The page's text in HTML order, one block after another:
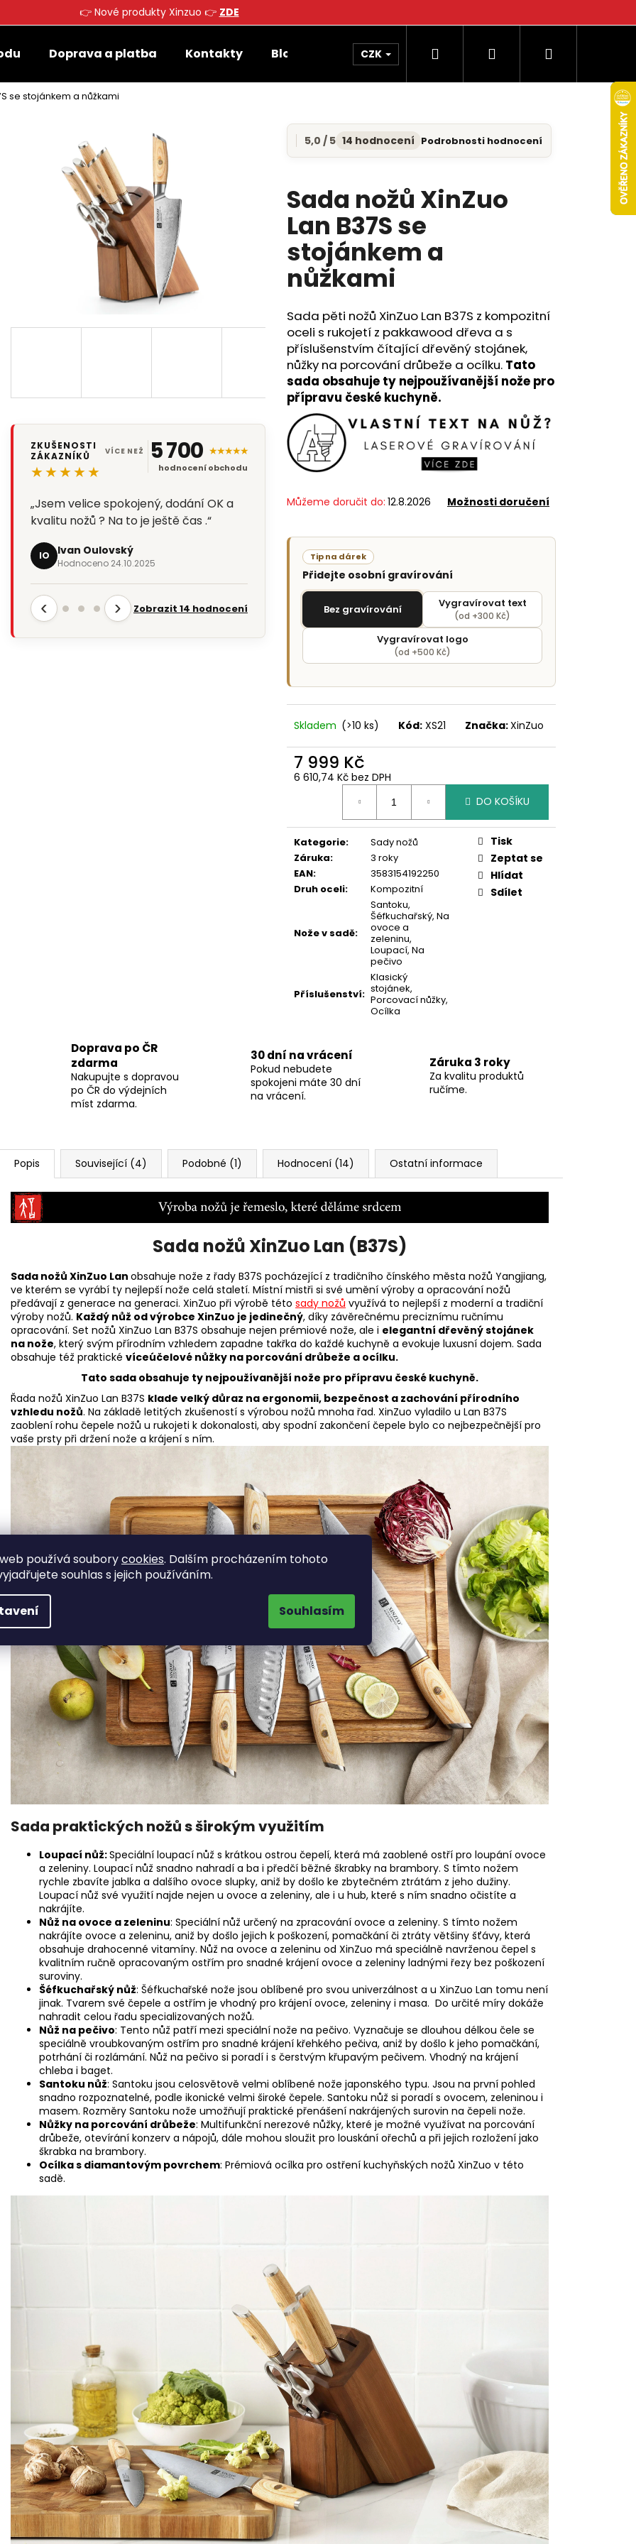
👉 Nové produkty Xinzuo 👉 ZDE
používá souborycookies. Dalším procházením tohoto
souhlas s jejich používáním.
Souhlasím
Doprava a platba Kontakty Blog CZK Hledat PřihlášeníNákupní
se stojánkem a nůžkami
Průměrné
hodnocení
5,0
5
hvězdiček.
5,0 / 5 14 hodnocení Podrobnosti hodnocení
Sada nožů XinZuo
Lan B37S se
stojánkem a
nůžkami
Sada pěti nožů XinZuo Lan B37S z kompozitní
oceli s rukojetí z pakkawood dřeva a s
příslušenstvím čítající dřevěný stojánek,
nůžky na porcování drůbeže a ocílku. Tato
sada obsahuje ty nejpoužívanější nože pro
přípravu české kuchyně.
Můžeme doručit do: 12.8.2026 Možnosti doručení
Tip na dárek
Přidejte osobní gravírování
Bez gravírování Vygravírovat text
(od +300 Kč)
Vygravírovat logo
(od +500 Kč)
Skladem (>10 ks) Kód: XS21 Značka:XinZuo
7 999 Kč
6 610,74 Kč bez DPH
DO KOŠÍKU
Kategorie:
Sady nožů
Záruka:
3 roky
EAN:
3583154192250
Druh oceli: Kompozitní
Nože v sadě:
Santoku,
Šéfkuchařský, Na
ovoce a
zeleninu,
Loupací, Na
pečivo
Příslušenství:
Klasický
stojánek,
Porcovací nůžky,
Ocílka
Tisk
Zeptat se
Hlídat
Sdílet
ZKUŠENOSTI
ZÁKAZNÍKŮ
★★★★★
„Jsem velice spokojený, dodání OK a
kvalitu nožů ? Na to je ještě čas .“
IO Ivan Oulovský
Hodnoceno 24.10.2025
VÍCE NEŽ 5 700 ★★★★★
hodnocení obchodu
‹ › Zobrazit 14 hodnocení
Doprava po ČR
zdarma
Nakupujte s dopravou
po ČR do výdejních
míst zdarma.
30 dní na vrácení
Pokud nebudete
spokojeni máte 30 dní
na vrácení.
Záruka 3 roky
Za kvalitu produktů
ručíme.
Popis Související (4) Podobné (1) Hodnocení (14) Ostatní informace
Sada nožů XinZuo Lan (B37S)
Sada nožů XinZuo Lan obsahuje nože z řady B37S pocházející z tradičního čínského města nožů Yangjiang,
ve kterém se vyrábí ty nejlepší nože celá staletí. Místní mistři si své umění výroby a opracování nožů
předávají z generace na generaci. XinZuo při výrobě této sady nožů využívá to nejlepší z moderní a tradiční
výroby nožů. Každý nůž od výrobce XinZuo je jedinečný, díky závěrečnému preciznímu ručnímu
opracování. Set nožů XinZuo Lan B37S obsahuje nejen prémiové nože, ale i elegantní dřevěný stojánek
na nože, který svým přírodním vzhledem zapadne takřka do každé kuchyně a evokuje luxusní dojem. Sada
obsahuje též praktické víceúčelové nůžky na porcování drůbeže a ocílku.
Tato sada obsahuje ty nejpoužívanější nože pro přípravu české kuchyně.
Řada nožů XinZuo Lan B37S klade velký důraz na ergonomii, bezpečnost a zachování přírodního
vzhledu nožů. Na základě letitých zkušeností s výrobou nožů mnoha řad. XinZuo vyladilo u Lan B37S
zaoblení rohu čepele nožů u rukojeti k dokonalosti, aby spodní zakončení čepele bylo co nejbezpečnější pro
vaše prsty při držení nože a krájení s ním.
Sada praktických nožů s širokým využitím
Loupací nůž:Speciální loupací nůž s krátkou ostrou čepelí, která má zaoblené ostří pro loupání ovoce
a zeleniny. Loupací nůž snadno nahradí a ba i předčí běžné škrabky na brambory. S tímto nožem
rychle zbavíte jablka a dalšího ovoce slupky, aniž by došlo ke zbytečném ztrátám z jeho dužiny.
Loupací nůž své využití najde nejen u ovoce a zeleniny, ale i u hub, které s ním snadno očistíte a
nakrájíte.
Nůž na ovoce a zeleninu: Speciální nůž určený na zpracování ovoce a zeleniny. S tímto nožem
nakrájíte ovoce a zeleninu, aniž by došlo jejich k poškození, pomačkání či ztráty většiny šťávy, která
obsahuje drahocenné vitamíny. Nůž na ovoce a zeleninu od XinZuo má speciálně navrženou čepel s
kvalitním ručně opracovaným ostřím pro snadné krájení ovoce a zeleniny ladnými řezy bez poškození
suroviny.
Šéfkuchařský nůž: Šéfkuchařské nože jsou oblíbené pro svou univerzálnost a u XinZuo Lan tomu není
jinak. Tvarem své čepele a ostřím je vhodný pro krájení ovoce, zeleniny i masa. Do určité míry dokáže
nahradit celou řadu specializovaných nožů.
Nůž na pečivo: Tento nůž patří mezi speciální nože na pečivo. Vyznačuje se dlouhou délkou čele se
speciálně vroubkovaným ostřím pro snadné krájení křehkého pečiva, aniž by došlo k jeho pomačkání,
potrhání či rozlámání. Nůž na pečivo si poradí i s čerstvým křupavým pečivem. Vhodný na krájení
chleba i baget.
Santoku nůž: Santoku jsou celosvětově velmi oblíbené nože japonského typu. Jsou na první pohled
snadno rozpoznatelné, podle ikonické velmi široké čepele. Santoku nůž si poradí s ovocem, zeleninou i
masem. Rozměry Santoku nože umožňují praktické přenášení nakrájených surovin na čepeli nože.
Nůžky na porcování drůbeže: Multifunkční nerezové nůžky, které je možné využívat na porcování
drůbeže, otevírání konzerv a nápojů, dále mohou sloužit pro louskání ořechů a při jejich rozložení jako
škrabka na brambory.
Ocílka s diamantovým povrchem: Prémiová ocílka pro ostření kuchyňských nožů XinZuo v této
sadě.
Co potřebujete najít?
Doporučujeme